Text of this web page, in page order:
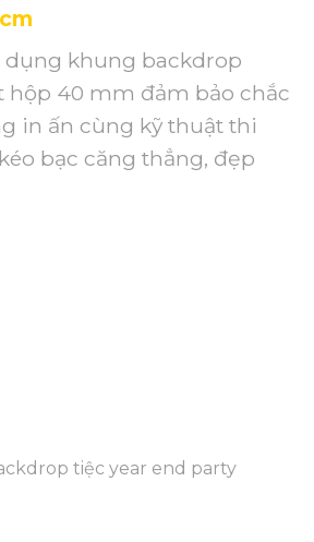
dụng khung backdrop
hộp 40 mm đảm bảo chắc
in ấn cùng kỹ thuật thi
bạc căng thẳng, đẹp
tiệc year end party